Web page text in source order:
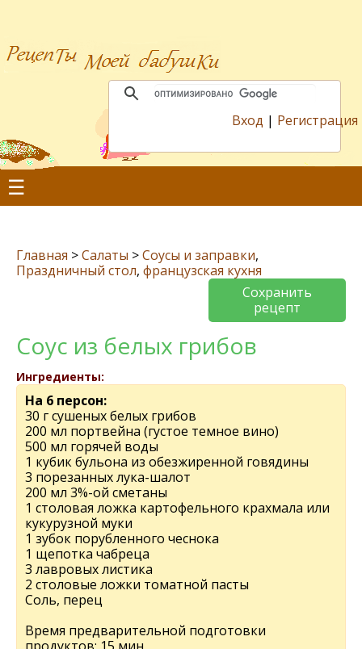
Вход | Регистрация
☰
Главная >Салаты >Соусы и заправки,
Праздничный стол, французская кухня
Сохранить
рецепт
Соус из белых грибов
Ингредиенты:
На 6 персон:
30 г сушеных белых грибов
200 мл портвейна (густое темное вино)
500 мл горячей воды
1 кубик бульона из обезжиренной говядины
3 порезанных лука-шалот
200 мл 3%-ой сметаны
1 столовая ложка картофельного крахмала или
кукурузной муки
1 зубок порубленного чеснока
1 щепотка чабреца
3 лавровых листика
2 столовые ложки томатной пасты
Соль, перец
Время предварительной подготовки